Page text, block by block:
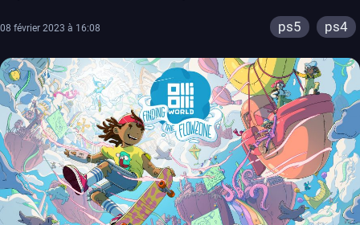
08 février 2023 à 16:08 ps5 ps4